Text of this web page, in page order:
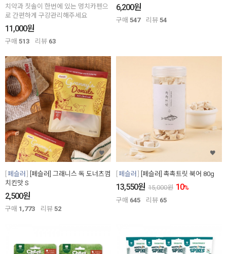
치약과 칫솔이 한번에 있는 멍치카펜으
로 간편하게 구강관리해주세요
11,000원
구매 513 리뷰 63
6,200원
구매 547 리뷰 54
페슬러
[페슬러] 그래니스 독 도너츠껌
치킨맛 S
2,500원
구매 1,773 리뷰 52
페슬러 [페슬러] 촉촉트릿 북어 80g
13,550원 15,000원 10%
구매 645 리뷰 65